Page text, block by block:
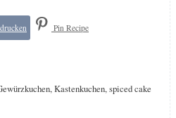
Pin Recipe
Kastenkuchen, spiced cake